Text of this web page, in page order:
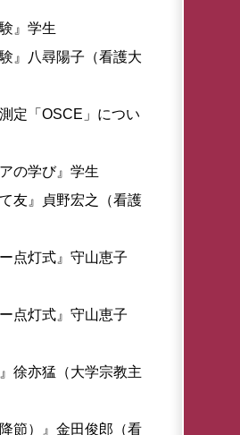
』学生
』八尋陽子（看護大
定「OSCE」につい
の学び』学生
友』貞野宏之（看護
点灯式』守山恵子
点灯式』守山恵子
徐亦猛（大学宗教主
節）』金田俊郎（看